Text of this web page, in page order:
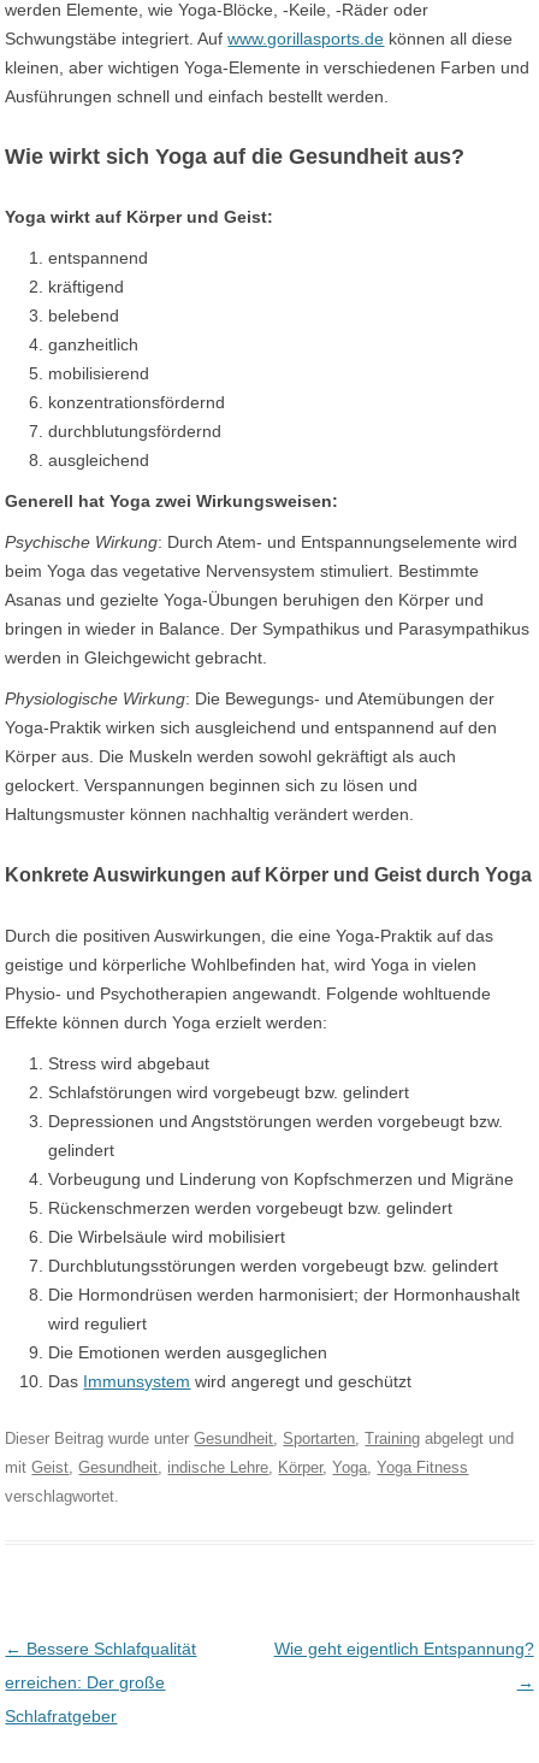
werden Elemente, wie Yoga-Blöcke, -Keile, -Räder oder
Schwungstäbe integriert. Aufwww.gorillasports.de können all diese
kleinen, aber wichtigen Yoga-Elemente in verschiedenen Farben und
Ausführungen schnell und einfach bestellt werden.
Wie wirkt sich Yoga auf die Gesundheit aus?
Yoga wirkt auf Körper und Geist:
entspannend
kräftigend
belebend
ganzheitlich
mobilisierend
konzentrationsfördernd
durchblutungsfördernd
ausgleichend
Generell hat Yoga zwei Wirkungsweisen:
Psychische Wirkung: Durch Atem- und Entspannungselemente wird
beim Yoga das vegetative Nervensystem stimuliert. Bestimmte
Asanas und gezielte Yoga-Übungen beruhigen den Körper und
bringen in wieder in Balance. Der Sympathikus und Parasympathikus
werden in Gleichgewicht gebracht.
Physiologische Wirkung: Die Bewegungs- und Atemübungen der
Yoga-Praktik wirken sich ausgleichend und entspannend auf den
Körper aus. Die Muskeln werden sowohl gekräftigt als auch
gelockert. Verspannungen beginnen sich zu lösen und
Haltungsmuster können nachhaltig verändert werden.
Konkrete Auswirkungen auf Körper und Geist durch Yoga
Durch die positiven Auswirkungen, die eine Yoga-Praktik auf das
geistige und körperliche Wohlbefinden hat, wird Yoga in vielen
Physio- und Psychotherapien angewandt. Folgende wohltuende
Effekte können durch Yoga erzielt werden:
Stress wird abgebaut
Schlafstörungen wird vorgebeugt bzw. gelindert
Depressionen und Angststörungen werden vorgebeugt bzw.
gelindert
Vorbeugung und Linderung von Kopfschmerzen und Migräne
Rückenschmerzen werden vorgebeugt bzw. gelindert
Die Wirbelsäule wird mobilisiert
Durchblutungsstörungen werden vorgebeugt bzw. gelindert
Die Hormondrüsen werden harmonisiert; der Hormonhaushalt
wird reguliert
Die Emotionen werden ausgeglichen
Das Immunsystem wird angeregt und geschützt
Dieser Beitrag wurde unterGesundheit, Sportarten,Training abgelegt und
mitGeist,Gesundheit, indische Lehre, Körper,Yoga,Yoga Fitness
verschlagwortet.
Post navigation
← Bessere Schlafqualität
erreichen: Der große
Schlafratgeber
Wie geht eigentlich Entspannung?
→